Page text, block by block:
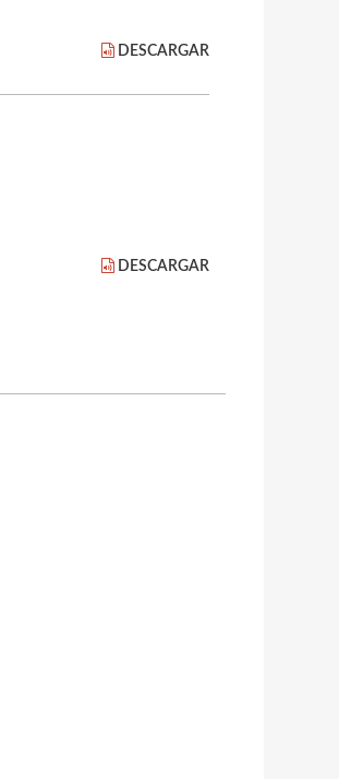
DESCARGAR
DESCARGAR